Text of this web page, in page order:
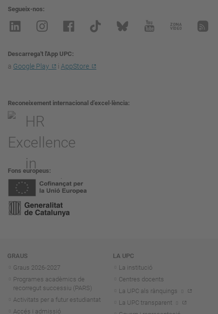
Segueix-nos
Descarrega't l'App UPC
a Google Play i AppStore
Reconeixement internacional d’excel·lència
Fons europeus
Navegació
GRAUS
Graus 2026-2027
Programes acadèmics de
recorregut successiu (PARS)
Activitats per a futur estudiantat
Accés i admissió
LA UPC
La institució
Centres docents
La UPC als rànquings
La UPC transparent